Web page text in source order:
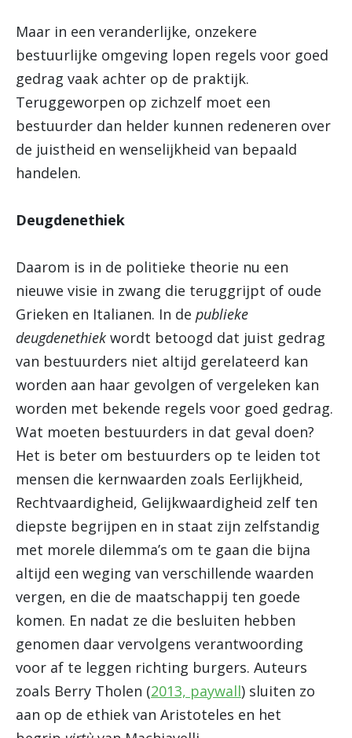
Maar in een veranderlijke, onzekere
bestuurlijke omgeving lopen regels voor goed
gedrag vaak achter op de praktijk.
Teruggeworpen op zichzelf moet een
bestuurder dan helder kunnen redeneren over
de juistheid en wenselijkheid van bepaald
handelen.
Deugdenethiek
Daarom is in de politieke theorie nu een
nieuwe visie in zwang die teruggrijpt of oude
Grieken en Italianen. In de publieke
deugdenethiek wordt betoogd dat juist gedrag
van bestuurders niet altijd gerelateerd kan
worden aan haar gevolgen of vergeleken kan
worden met bekende regels voor goed gedrag.
Wat moeten bestuurders in dat geval doen?
Het is beter om bestuurders op te leiden tot
mensen die kernwaarden zoals Eerlijkheid,
Rechtvaardigheid, Gelijkwaardigheid zelf ten
diepste begrijpen en in staat zijn zelfstandig
met morele dilemma’s om te gaan die bijna
altijd een weging van verschillende waarden
vergen, en die de maatschappij ten goede
komen. En nadat ze die besluiten hebben
genomen daar vervolgens verantwoording
voor af te leggen richting burgers. Auteurs
zoals Berry Tholen (2013, paywall) sluiten zo
aan op de ethiek van Aristoteles en het